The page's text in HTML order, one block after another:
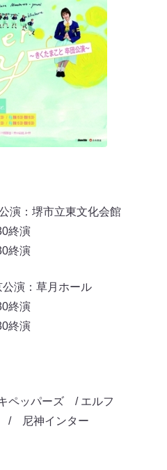
演：堺市立東文化会館
終演
終演
演：草月ホール
終演
終演
ペッパーズ / エルフ
/ 尼神インター